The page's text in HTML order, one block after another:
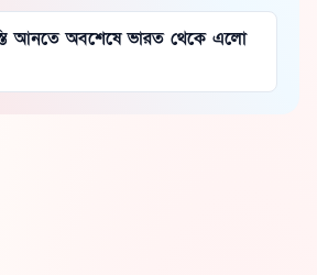
আনতে অবশেষে ভারত থেকে এলো